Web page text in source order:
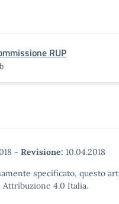
RUP
- Revisione: 10.04.2018
specificato, questo
4.0 Italia.